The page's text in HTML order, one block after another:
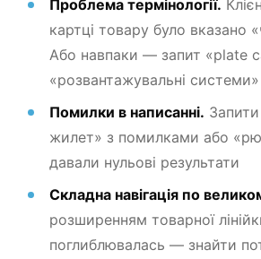
Проблема термінології.
картці товару було вказано
Або навпаки — запит «plate
«розвантажувальні системи»
Помилки в написанні.
жилет» з помилками або
давали нульові результати
Складна навігація по
розширенням товарної
поглиблювалась — знайти